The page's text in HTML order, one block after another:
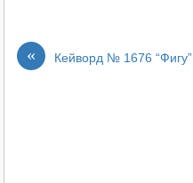
« Кейворд № 1676 “Фигу”